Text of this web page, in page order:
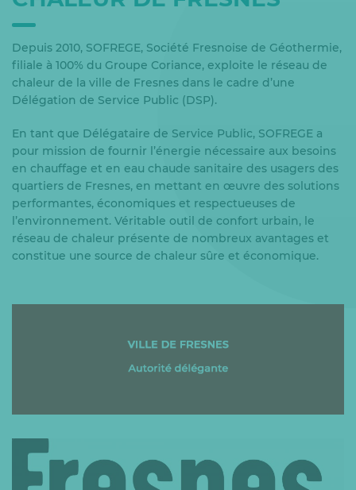
Depuis 2010, SOFREGE, Société Fresnoise de Géothermie,
filiale à 100% du Groupe Coriance, exploite le réseau de
chaleur de la ville de Fresnes dans le cadre d’une
Délégation de Service Public (DSP).
En tant que Délégataire de Service Public, SOFREGE a
pour mission de fournir l’énergie nécessaire aux besoins
en chauffage et en eau chaude sanitaire des usagers des
quartiers de Fresnes, en mettant en œuvre des solutions
performantes, économiques et respectueuses de
l’environnement. Véritable outil de confort urbain, le
réseau de chaleur présente de nombreux avantages et
constitue une source de chaleur sûre et économique.